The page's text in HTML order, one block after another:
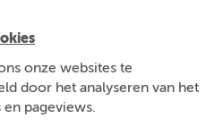
onze websites te
door het analyseren van het
pageviews.